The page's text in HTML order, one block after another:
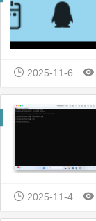
2025-11-6
2025-11-4